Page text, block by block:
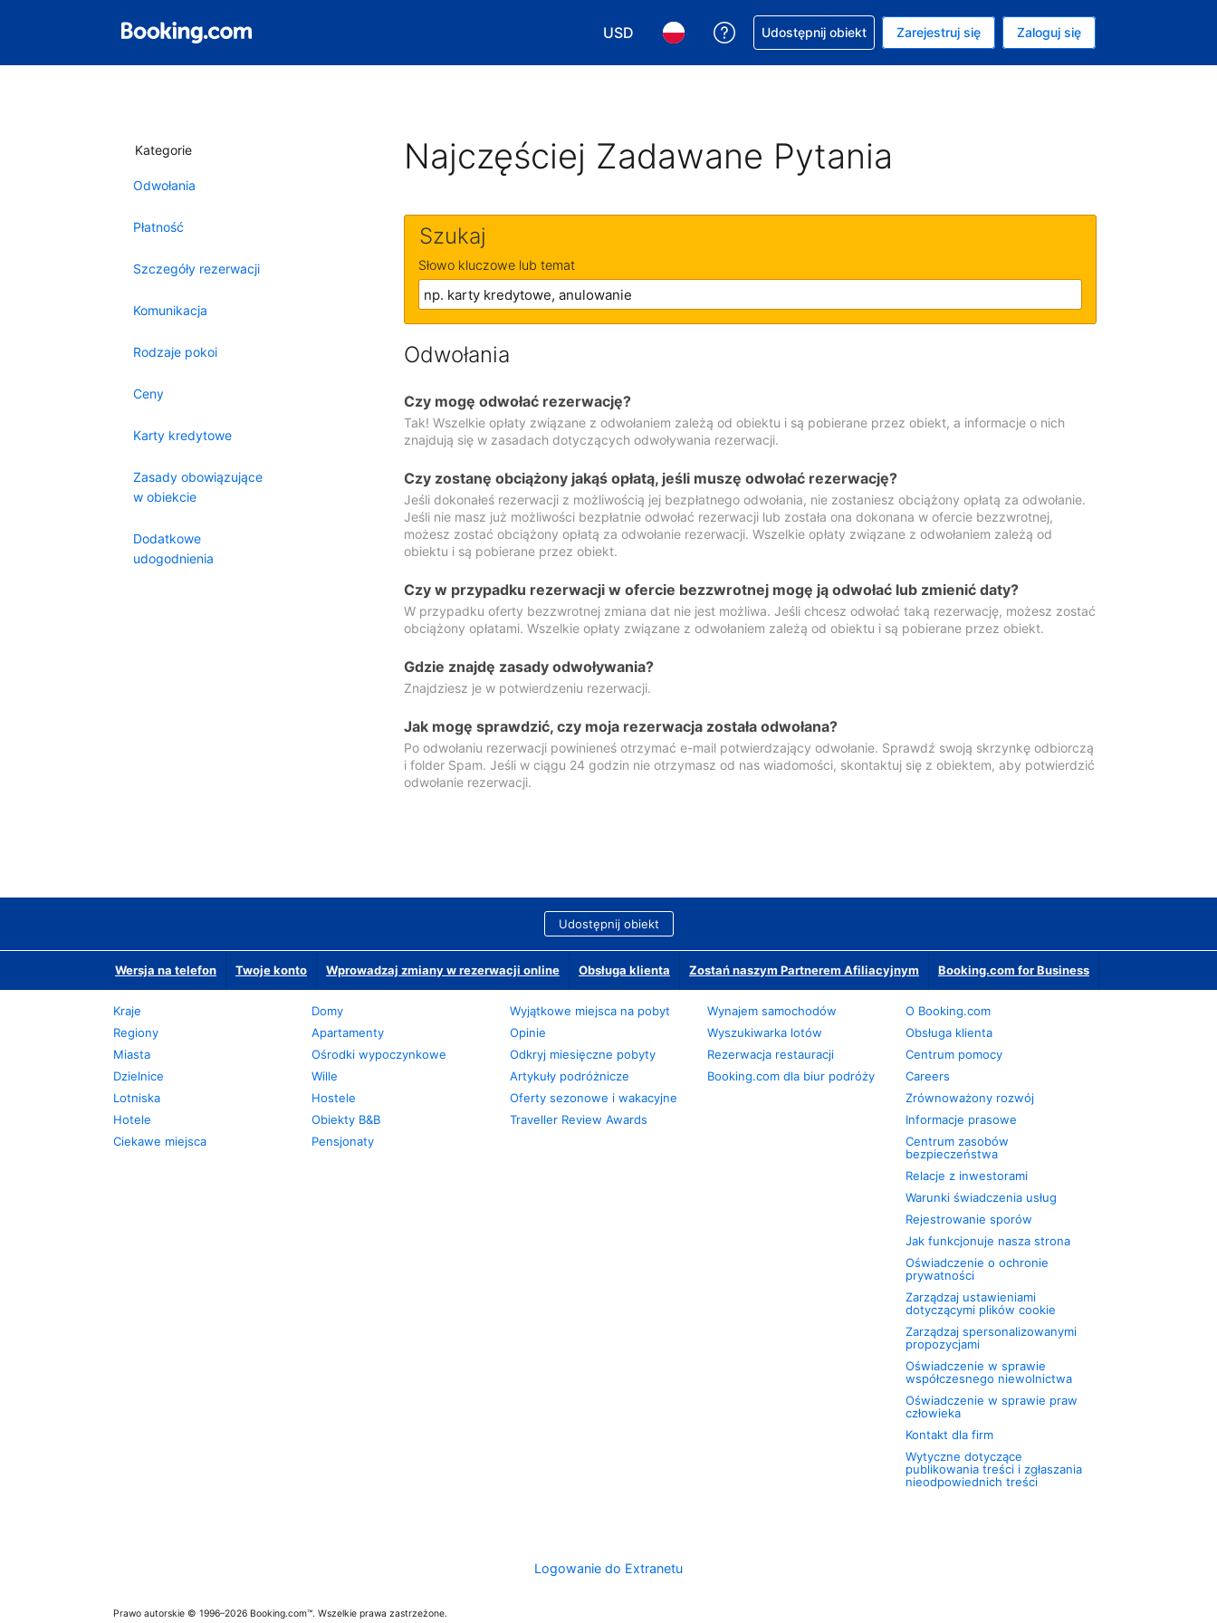
USD
Wybierz walutę. Wybrana waluta to Dolar amerykański
Wybierz język. Wybrany język to Polski
Uzyskaj pomoc w sprawie rezerwacji
Udostępnij obiekt Zarejestruj się Zaloguj się
Kategorie
Odwołania
Płatność
Szczegóły rezerwacji
Komunikacja
Rodzaje pokoi
Ceny
Karty kredytowe
Zasady obowiązujące
w obiekcie
Dodatkowe
udogodnienia
Najczęściej Zadawane Pytania
Szukaj
Słowo kluczowe lub temat
Odwołania
Czy mogę odwołać rezerwację?
Tak! Wszelkie opłaty związane z odwołaniem zależą od obiektu i są pobierane przez obiekt, a informacje o nich
znajdują się w zasadach dotyczących odwoływania rezerwacji.
Czy zostanę obciążony jakąś opłatą, jeśli muszę odwołać rezerwację?
Jeśli dokonałeś rezerwacji z możliwością jej bezpłatnego odwołania, nie zostaniesz obciążony opłatą za odwołanie.
Jeśli nie masz już możliwości bezpłatnie odwołać rezerwacji lub została ona dokonana w ofercie bezzwrotnej,
możesz zostać obciążony opłatą za odwołanie rezerwacji. Wszelkie opłaty związane z odwołaniem zależą od
obiektu i są pobierane przez obiekt.
Czy w przypadku rezerwacji w ofercie bezzwrotnej mogę ją odwołać lub zmienić daty?
W przypadku oferty bezzwrotnej zmiana dat nie jest możliwa. Jeśli chcesz odwołać taką rezerwację, możesz zostać
obciążony opłatami. Wszelkie opłaty związane z odwołaniem zależą od obiektu i są pobierane przez obiekt.
Gdzie znajdę zasady odwoływania?
Znajdziesz je w potwierdzeniu rezerwacji.
Jak mogę sprawdzić, czy moja rezerwacja została odwołana?
Po odwołaniu rezerwacji powinieneś otrzymać e-mail potwierdzający odwołanie. Sprawdź swoją skrzynkę odbiorczą
i folder Spam. Jeśli w ciągu 24 godzin nie otrzymasz od nas wiadomości, skontaktuj się z obiektem, aby potwierdzić
odwołanie rezerwacji.
Udostępnij obiekt
Wersja na telefon Twoje konto Wprowadzaj zmiany w rezerwacji online Obsługa klienta Zostań naszym Partnerem Afiliacyjnym Booking.com for Business
Kraje
Regiony
Miasta
Dzielnice
Lotniska
Hotele
Ciekawe miejsca
Domy
Apartamenty
Ośrodki wypoczynkowe
Wille
Hostele
Obiekty B&B
Pensjonaty
Wyjątkowe miejsca na pobyt
Opinie
Odkryj miesięczne pobyty
Artykuły podróżnicze
Oferty sezonowe i wakacyjne
Traveller Review Awards
Wynajem samochodów
Wyszukiwarka lotów
Rezerwacja restauracji
Booking.com dla biur podróży
O Booking.com
Obsługa klienta
Centrum pomocy
Careers
Zrównoważony rozwój
Informacje prasowe
Centrum zasobów
bezpieczeństwa
Relacje z inwestorami
Warunki świadczenia usług
Rejestrowanie sporów
Jak funkcjonuje nasza strona
Oświadczenie o ochronie
prywatności
Zarządzaj ustawieniami
dotyczącymi plików cookie
Zarządzaj spersonalizowanymi
propozycjami
Oświadczenie w sprawie
współczesnego niewolnictwa
Oświadczenie w sprawie praw
człowieka
Kontakt dla firm
Wytyczne dotyczące
publikowania treści i zgłaszania
nieodpowiednich treści
Logowanie do Extranetu
Prawo autorskie © 1996–2026 Booking.com™. Wszelkie prawa zastrzeżone.